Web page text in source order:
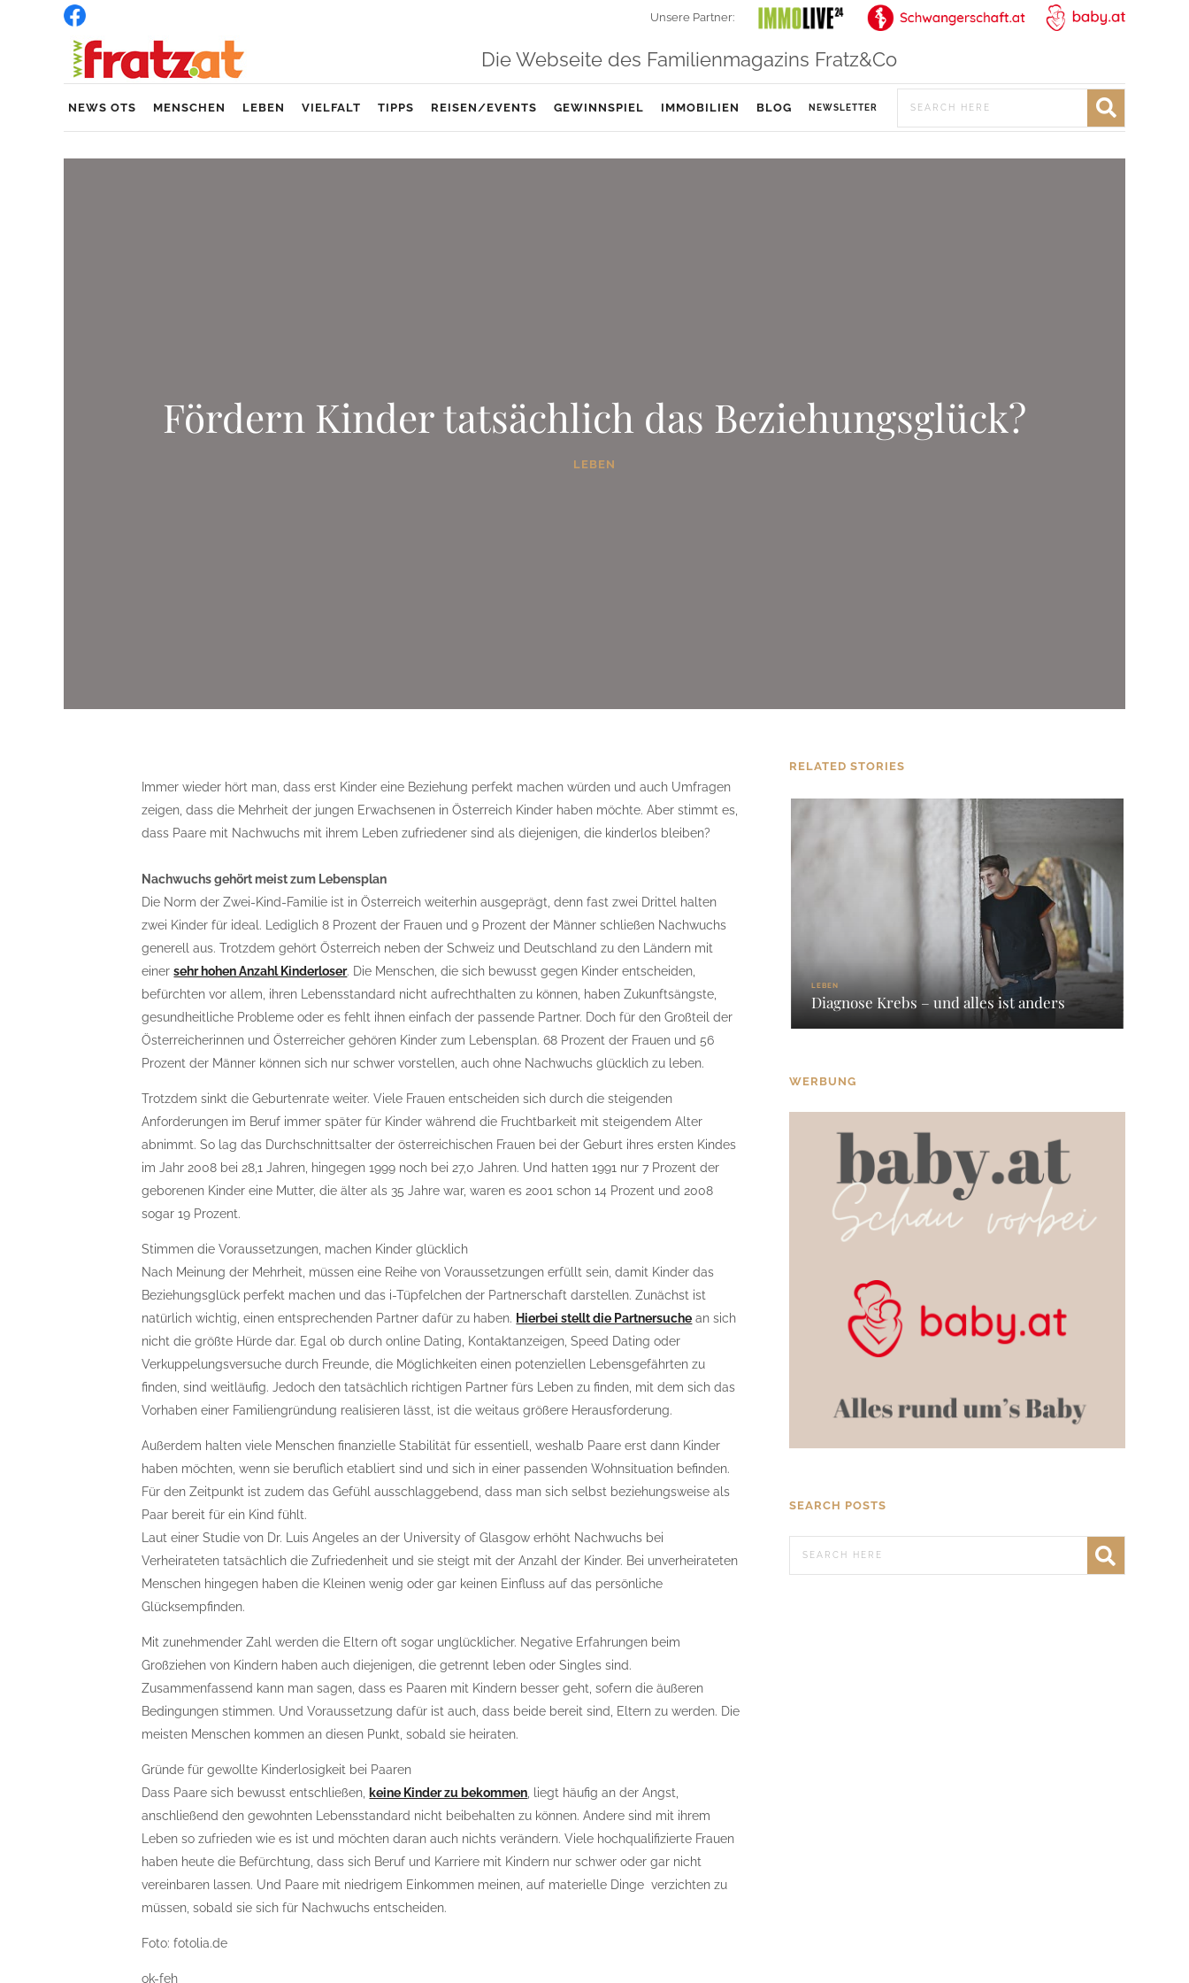
Unsere Partner:
Die Webseite des Familienmagazins Fratz&Co
NEWS OTS MENSCHEN LEBEN VIELFALT TIPPS REISEN/EVENTS GEWINNSPIEL IMMOBILIEN BLOG NEWSLETTER
Fördern Kinder tatsächlich das Beziehungsglück?
LEBEN
Immer wieder hört man, dass erst Kinder eine Beziehung perfekt machen würden und auch Umfragen
zeigen, dass die Mehrheit der jungen Erwachsenen in Österreich Kinder haben möchte. Aber stimmt es,
dass Paare mit Nachwuchs mit ihrem Leben zufriedener sind als diejenigen, die kinderlos bleiben?
Nachwuchs gehört meist zum Lebensplan
Die Norm der Zwei-Kind-Familie ist in Österreich weiterhin ausgeprägt, denn fast zwei Drittel halten
zwei Kinder für ideal. Lediglich 8 Prozent der Frauen und 9 Prozent der Männer schließen Nachwuchs
generell aus. Trotzdem gehört Österreich neben der Schweiz und Deutschland zu den Ländern mit
einersehr hohen Anzahl Kinderloser. Die Menschen, die sich bewusst gegen Kinder entscheiden,
befürchten vor allem, ihren Lebensstandard nicht aufrechthalten zu können, haben Zukunftsängste,
gesundheitliche Probleme oder es fehlt ihnen einfach der passende Partner. Doch für den Großteil der
Österreicherinnen und Österreicher gehören Kinder zum Lebensplan. 68 Prozent der Frauen und 56
Prozent der Männer können sich nur schwer vorstellen, auch ohne Nachwuchs glücklich zu leben.
Trotzdem sinkt die Geburtenrate weiter. Viele Frauen entscheiden sich durch die steigenden
Anforderungen im Beruf immer später für Kinder während die Fruchtbarkeit mit steigendem Alter
abnimmt. So lag das Durchschnittsalter der österreichischen Frauen bei der Geburt ihres ersten Kindes
im Jahr 2008 bei 28,1 Jahren, hingegen 1999 noch bei 27,0 Jahren. Und hatten 1991 nur 7 Prozent der
geborenen Kinder eine Mutter, die älter als 35 Jahre war, waren es 2001 schon 14 Prozent und 2008
sogar 19 Prozent.
Stimmen die Voraussetzungen, machen Kinder glücklich
Nach Meinung der Mehrheit, müssen eine Reihe von Voraussetzungen erfüllt sein, damit Kinder das
Beziehungsglück perfekt machen und das i-Tüpfelchen der Partnerschaft darstellen. Zunächst ist
natürlich wichtig, einen entsprechenden Partner dafür zu haben. Hierbei stellt die Partnersuche an sich
nicht die größte Hürde dar. Egal ob durch online Dating, Kontaktanzeigen, Speed Dating oder
Verkuppelungsversuche durch Freunde, die Möglichkeiten einen potenziellen Lebensgefährten zu
finden, sind weitläufig. Jedoch den tatsächlich richtigen Partner fürs Leben zu finden, mit dem sich das
Vorhaben einer Familiengründung realisieren lässt, ist die weitaus größere Herausforderung.
Außerdem halten viele Menschen finanzielle Stabilität für essentiell, weshalb Paare erst dann Kinder
haben möchten, wenn sie beruflich etabliert sind und sich in einer passenden Wohnsituation befinden.
Für den Zeitpunkt ist zudem das Gefühl ausschlaggebend, dass man sich selbst beziehungsweise als
Paar bereit für ein Kind fühlt.
Laut einer Studie von Dr. Luis Angeles an der University of Glasgow erhöht Nachwuchs bei
Verheirateten tatsächlich die Zufriedenheit und sie steigt mit der Anzahl der Kinder. Bei unverheirateten
Menschen hingegen haben die Kleinen wenig oder gar keinen Einfluss auf das persönliche
Glücksempfinden.
Mit zunehmender Zahl werden die Eltern oft sogar unglücklicher. Negative Erfahrungen beim
Großziehen von Kindern haben auch diejenigen, die getrennt leben oder Singles sind.
Zusammenfassend kann man sagen, dass es Paaren mit Kindern besser geht, sofern die äußeren
Bedingungen stimmen. Und Voraussetzung dafür ist auch, dass beide bereit sind, Eltern zu werden. Die
meisten Menschen kommen an diesen Punkt, sobald sie heiraten.
Gründe für gewollte Kinderlosigkeit bei Paaren
Dass Paare sich bewusst entschließen, keine Kinder zu bekommen , liegt häufig an der Angst,
anschließend den gewohnten Lebensstandard nicht beibehalten zu können. Andere sind mit ihrem
Leben so zufrieden wie es ist und möchten daran auch nichts verändern. Viele hochqualifizierte Frauen
haben heute die Befürchtung, dass sich Beruf und Karriere mit Kindern nur schwer oder gar nicht
vereinbaren lassen. Und Paare mit niedrigem Einkommen meinen, auf materielle Dinge verzichten zu
müssen, sobald sie sich für Nachwuchs entscheiden.
Foto: fotolia.de
ok-feh
RELATED STORIES
LEBEN
Diagnose Krebs – und alles ist anders
WERBUNG
SEARCH POSTS